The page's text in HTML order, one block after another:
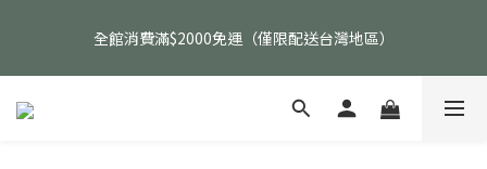
品除外）
全館消費滿$2000免運（僅限配送台灣地區）
父親節活動｜指定品項任選兩件88折（礦標｜高品水晶｜客製化商